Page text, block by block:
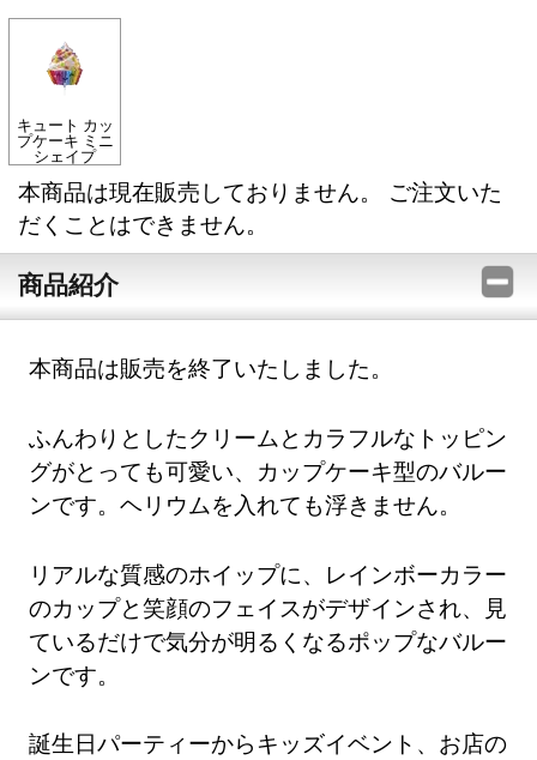
キュート カッ
プケーキ ミニ
シェイプ
本商品は現在販売しておりません。 ご注文いた
だくことはできません。
商品紹介
本商品は販売を終了いたしました。
ふんわりとしたクリームとカラフルなトッピン
グがとっても可愛い、カップケーキ型のバルー
ンです。ヘリウムを入れても浮きません。
リアルな質感のホイップに、レインボーカラー
のカップと笑顔のフェイスがデザインされ、見
ているだけで気分が明るくなるポップなバルー
ンです。
誕生日パーティーからキッズイベント、お店の